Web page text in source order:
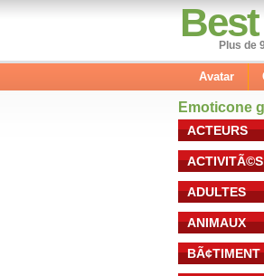
Best
Plus de
Avatar
Emoticone
ACTEURS
ACTIVITÃ©S
ADULTES
ANIMAUX
BÃ¢TIMENT